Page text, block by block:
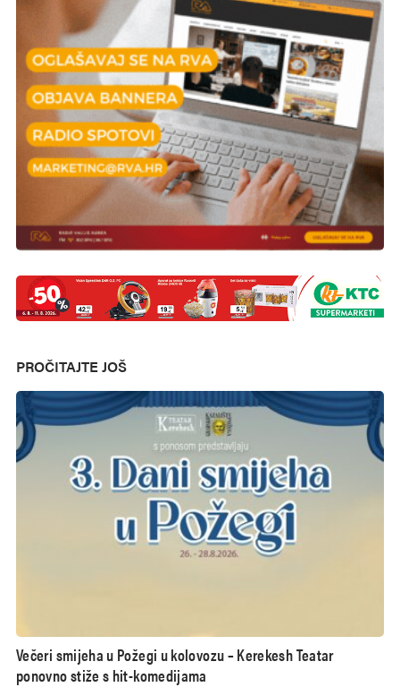
PROČITAJTE JOŠ
Večeri smijeha u Požegi u kolovozu – Kerekesh Teatar
ponovno stiže s hit-komedijama